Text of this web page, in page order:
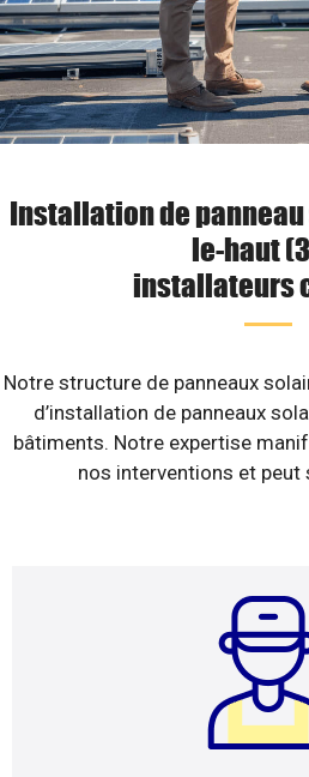
Installation de
le-haut
installateurs
Notre structure de panneaux
d’installation de panneaux
bâtiments. Notre expertise
nos interventions et peut